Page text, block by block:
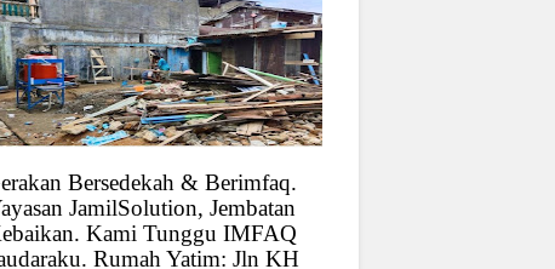
Bersedekah & Berimfaq.
JamilSolution, Jembatan
Kami Tunggu IMFAQ
Rumah Yatim: Jln KH